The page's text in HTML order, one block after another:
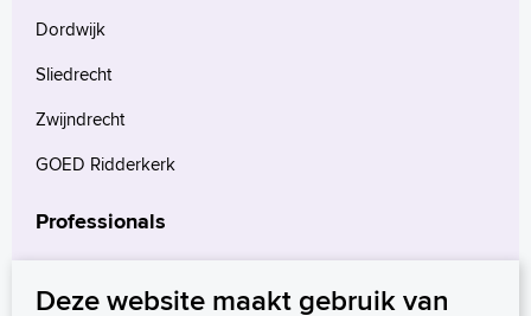
Dordwijk
Sliedrecht
Zwijndrecht
GOED Ridderkerk
Professionals
Verwijzers
Deze website maakt gebruik van